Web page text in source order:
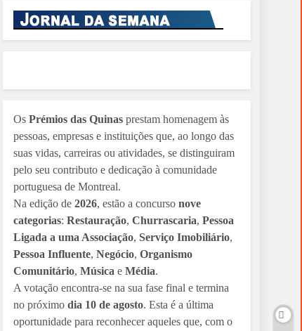
Os Prémios das Quinasprestam homenagem às
pessoas, empresas e instituições que, ao longo das
suas vidas, carreiras ou atividades, se distinguiram
pelo seu contributo e dedicação à comunidade
portuguesa de Montreal.
Na edição de 2026, estão a concurso nove
categorias: Restauração, Churrascaria, Pessoa
Ligada a uma Associação, Serviço Imobiliário,
Pessoa Influente, Negócio, Organismo
Comunitário, Música e Média.
A votação encontra-se na sua fase final e termina
no próximo dia 10 de agosto. Esta é a última
oportunidade para reconhecer aqueles que, com o